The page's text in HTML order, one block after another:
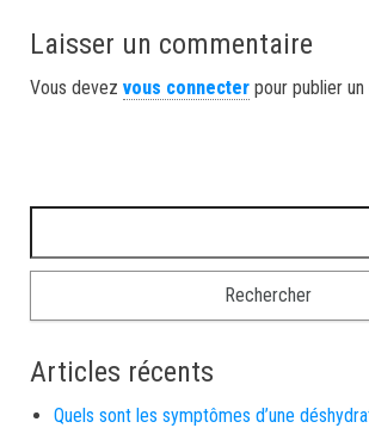
Laisser un commentaire
Vous devez vous connecter pour publier
Articles récents
Quels sont les symptômes d’une